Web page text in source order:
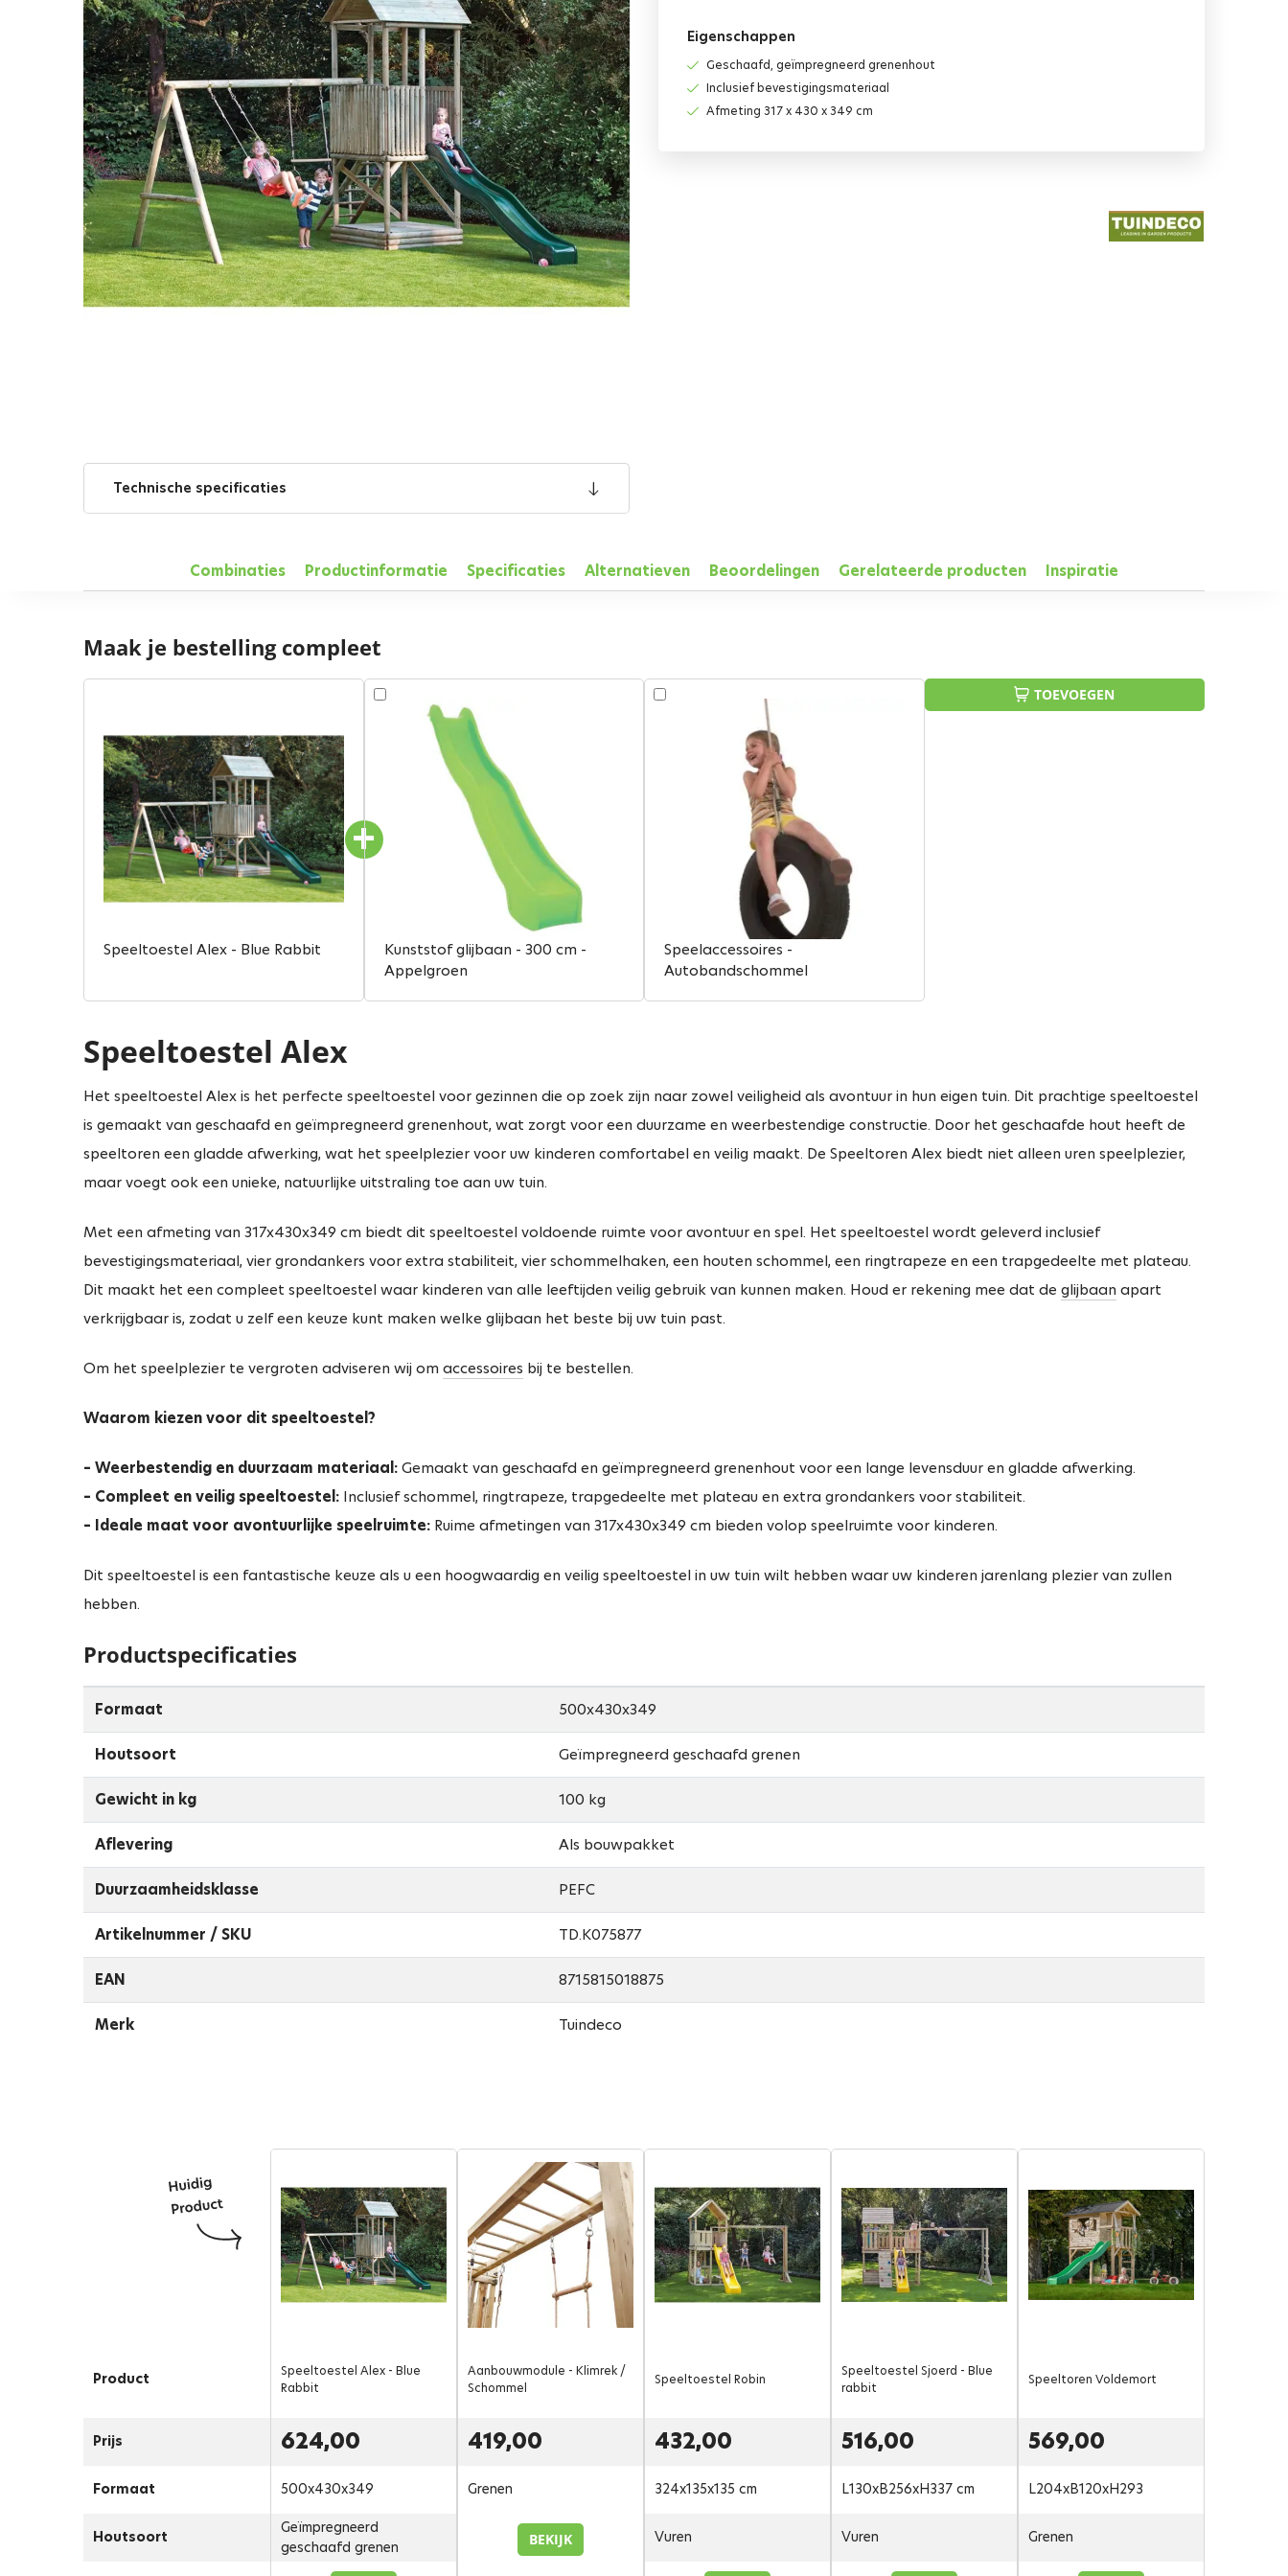
Technische specificaties
opklant
Eigenschappen
Geschaafd, geïmpregneerd grenenhout
Inclusief bevestigingsmateriaal
Afmeting 317 x 430 x 349 cm
Combinaties Productinformatie Specificaties Alternatieven Beoordelingen Gerelateerde producten Inspiratie
Maak je bestelling compleet
Speeltoestel Alex - Blue Rabbit
Kunststof glijbaan - 300 cm -
Appelgroen
Speelaccessoires -
Autobandschommel
TOEVOEGEN
Speeltoestel Alex
Het speeltoestel Alex is het perfecte speeltoestel voor gezinnen die op zoek zijn naar zowel veiligheid als avontuur in hun eigen tuin. Dit prachtige speeltoestel
is gemaakt van geschaafd en geïmpregneerd grenenhout, wat zorgt voor een duurzame en weerbestendige constructie. Door het geschaafde hout heeft de
speeltoren een gladde afwerking, wat het speelplezier voor uw kinderen comfortabel en veilig maakt. De Speeltoren Alex biedt niet alleen uren speelplezier,
maar voegt ook een unieke, natuurlijke uitstraling toe aan uw tuin.
Met een afmeting van 317x430x349 cm biedt dit speeltoestel voldoende ruimte voor avontuur en spel. Het speeltoestel wordt geleverd inclusief
bevestigingsmateriaal, vier grondankers voor extra stabiliteit, vier schommelhaken, een houten schommel, een ringtrapeze en een trapgedeelte met plateau.
Dit maakt het een compleet speeltoestel waar kinderen van alle leeftijden veilig gebruik van kunnen maken. Houd er rekening mee dat de glijbaan apart
verkrijgbaar is, zodat u zelf een keuze kunt maken welke glijbaan het beste bij uw tuin past.
Om het speelplezier te vergroten adviseren wij om accessoires bij te bestellen.
Waarom kiezen voor dit speeltoestel?
– Weerbestendig en duurzaam materiaal:Gemaakt van geschaafd en geïmpregneerd grenenhout voor een lange levensduur en gladde afwerking.
– Compleet en veilig speeltoestel: Inclusief schommel, ringtrapeze, trapgedeelte met plateau en extra grondankers voor stabiliteit.
– Ideale maat voor avontuurlijke speelruimte: Ruime afmetingen van 317x430x349 cm bieden volop speelruimte voor kinderen.
Dit speeltoestel is een fantastische keuze als u een hoogwaardig en veilig speeltoestel in uw tuin wilt hebben waar uw kinderen jarenlang plezier van zullen
hebben.
Productspecificaties
Formaat 500x430x349
Houtsoort Geïmpregneerd geschaafd grenen
Gewicht in kg 100 kg
Aflevering Als bouwpakket
Duurzaamheidsklasse PEFC
Artikelnummer / SKU TD.K075877
EAN 8715815018875
Merk Tuindeco
Product
Prijs
Formaat
Houtsoort
Speeltoestel Alex - Blue
Rabbit
624,00
500x430x349
Geïmpregneerd
geschaafd grenen
Aanbouwmodule - Klimrek /
Schommel
419,00
Grenen
BEKIJK
Speeltoestel Robin
432,00
324x135x135 cm
Vuren
Speeltoestel Sjoerd - Blue
rabbit
516,00
L130xB256xH337 cm
Vuren
Speeltoren Voldemort
569,00
L204xB120xH293
Grenen